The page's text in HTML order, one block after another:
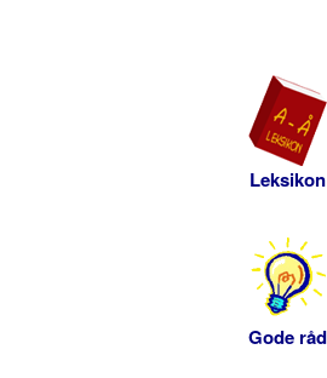
Leksikon
Gode råd